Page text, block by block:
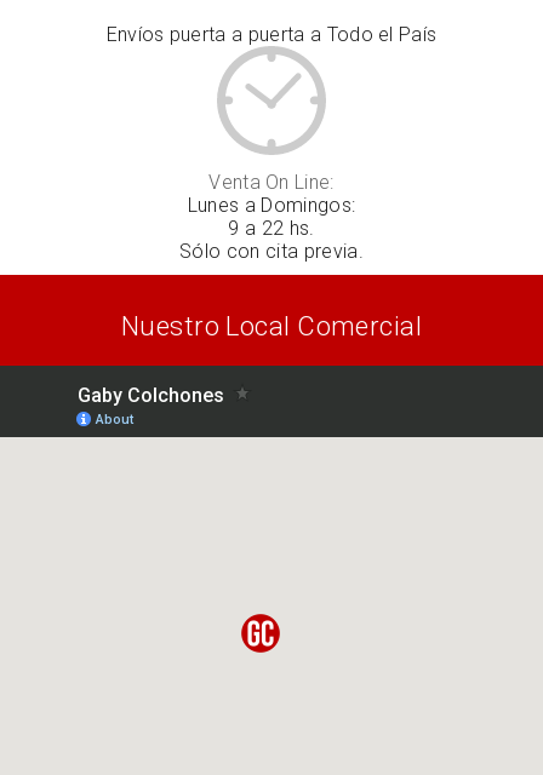
Envíos puerta a puerta a Todo el País
Venta On Line:
Lunes a Domingos:
9 a 22 hs.
Sólo con cita previa.
Nuestro Local Comercial